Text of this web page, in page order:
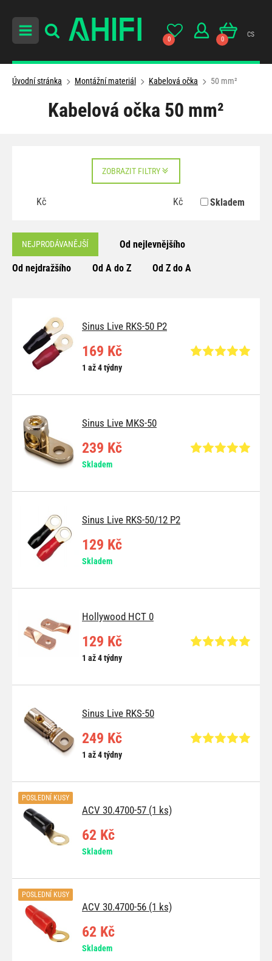
0 0
cs
Úvodní stránka Montážní materiál Kabelová očka 50 mm²
Kabelová očka 50 mm²
ZOBRAZIT FILTRY
Kč Kč Skladem
NEJPRODÁVANĚJŠÍ Od nejlevnějšího
Od nejdražšího Od A do Z Od Z do A
Sinus Live RKS-50 P2
169 Kč
1 až 4 týdny
Sinus Live MKS-50
239 Kč
Skladem
Sinus Live RKS-50/12 P2
129 Kč
Skladem
Hollywood HCT 0
129 Kč
1 až 4 týdny
Sinus Live RKS-50
249 Kč
1 až 4 týdny
ACV 30.4700-57 (1 ks)
POSLEDNÍ KUSY
62 Kč
Skladem
ACV 30.4700-56 (1 ks)
POSLEDNÍ KUSY
62 Kč
Skladem